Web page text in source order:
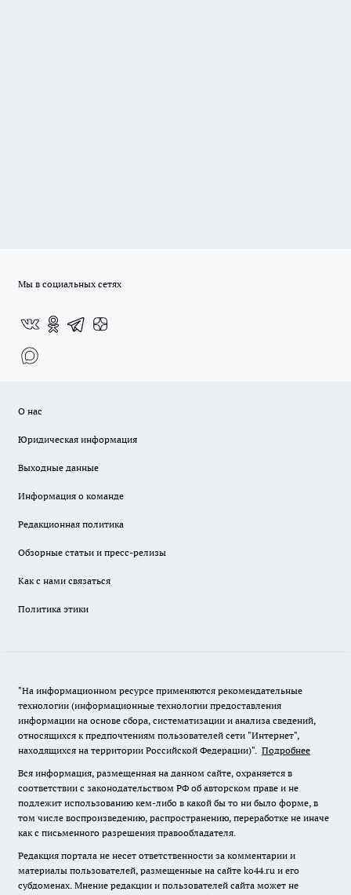
Мы в социальных сетях
О нас
Юридическая информация
Выходные данные
Информация о команде
Редакционная политика
Обзорные статьи и пресс-релизы
Как с нами связаться
Политика этики
"На информационном ресурсе применяются рекомендательные
технологии (информационные технологии предоставления
информации на основе сбора, систематизации и анализа сведений,
относящихся к предпочтениям пользователей сети "Интернет",
находящихся на территории Российской Федерации)". Подробнее
Вся информация, размещенная на данном сайте, охраняется в
соответствии с законодательством РФ об авторском праве и не
подлежит использованию кем-либо в какой бы то ни было форме, в
том числе воспроизведению, распространению, переработке не иначе
как с письменного разрешения правообладателя.
Редакция портала не несет ответственности за комментарии и
материалы пользователей, размещенные на сайте ko44.ru и его
субдоменах. Мнение редакции и пользователей сайта может не